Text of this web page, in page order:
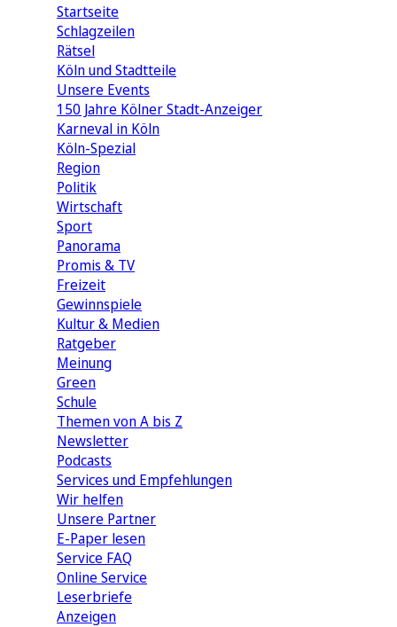
Startseite
Schlagzeilen
Rätsel
Köln und Stadtteile
Unsere Events
150 Jahre Kölner Stadt-Anzeiger
Karneval in Köln
Köln-Spezial
Region
Politik
Wirtschaft
Sport
Panorama
Promis & TV
Freizeit
Gewinnspiele
Kultur & Medien
Ratgeber
Meinung
Green
Schule
Themen von A bis Z
Newsletter
Podcasts
Services und Empfehlungen
Wir helfen
Unsere Partner
E-Paper lesen
Service FAQ
Online Service
Leserbriefe
Anzeigen